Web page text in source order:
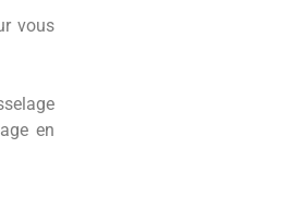
vous
en